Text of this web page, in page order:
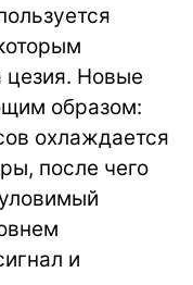
цезия. Новые
образом:
охлаждается
после чего
и